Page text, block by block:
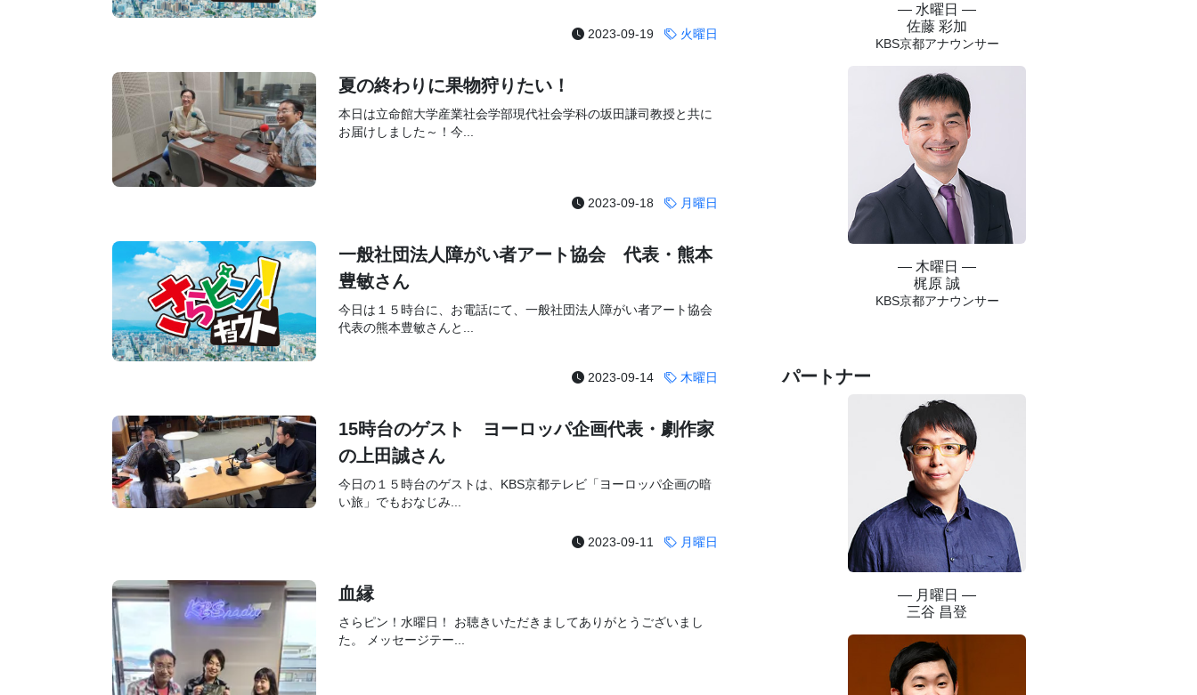
2023-09-19 火曜日
夏の終わりに果物狩りたい！
本日は立命館大学産業社会学部現代社会学科の坂田謙司教授と共に
お届けしました～！今...
2023-09-18 月曜日
一般社団法人障がい者アート協会 代表・熊本
豊敏さん
今日は１５時台に、お電話にて、一般社団法人障がい者アート協会
代表の熊本豊敏さんと...
2023-09-14 木曜日
15時台のゲスト ヨーロッパ企画代表・劇作家
の上田誠さん
今日の１５時台のゲストは、KBS京都テレビ「ヨーロッパ企画の暗
い旅」でもおなじみ...
2023-09-11 月曜日
血縁
さらピン！水曜日！ お聴きいただきましてありがとうございまし
た。 メッセージテー...
― 水曜日 ―
佐藤 彩加
KBS京都アナウンサー
― 木曜日 ―
梶原 誠
KBS京都アナウンサー
パートナー
― 月曜日 ―
三谷 昌登